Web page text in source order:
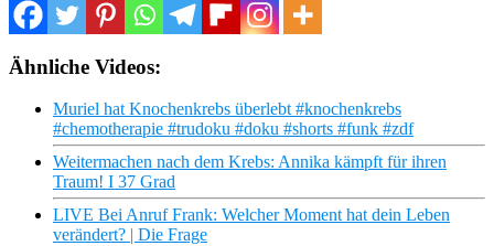
Ähnliche Videos:
Muriel hat Knochenkrebs überlebt #knochenkrebs
#chemotherapie #trudoku #doku #shorts #funk #zdf
Weitermachen nach dem Krebs: Annika kämpft für ihren
Traum! I 37 Grad
LIVE Bei Anruf Frank: Welcher Moment hat dein Leben
verändert? | Die Frage